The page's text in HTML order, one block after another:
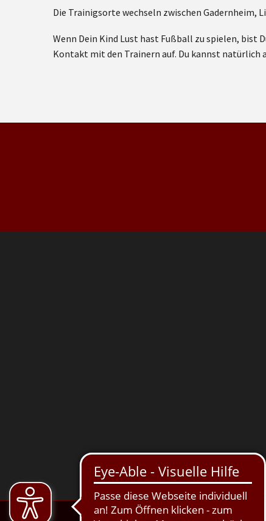
Die Trainigsorte wechseln zwischen Gadernheim,
Wenn Dein Kind Lust hast Fußball zu spielen, bist
Kontakt mit den Trainern auf. Du kannst natürlich